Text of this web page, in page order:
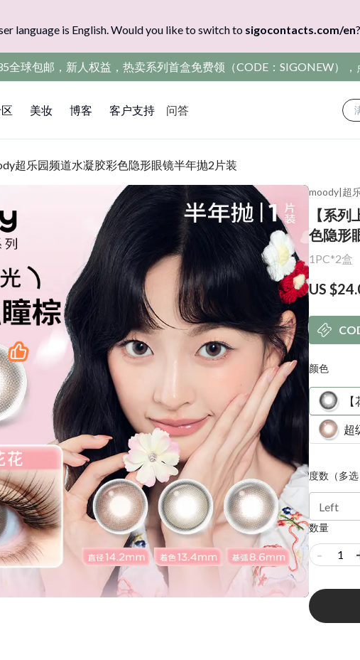
language is English. Would you like to switch to sigocontacts.com/en?
全球包邮，新人权益，热卖系列首盒免费领（CODE：SIGONEW）
美妆 博客 客户支持 问答
超乐园频道水凝胶彩色隐形眼镜半年抛2片装
moody|超
【系
色隐形
1PC*2盒
US
颜色
超
度数（多
Left
数量
-